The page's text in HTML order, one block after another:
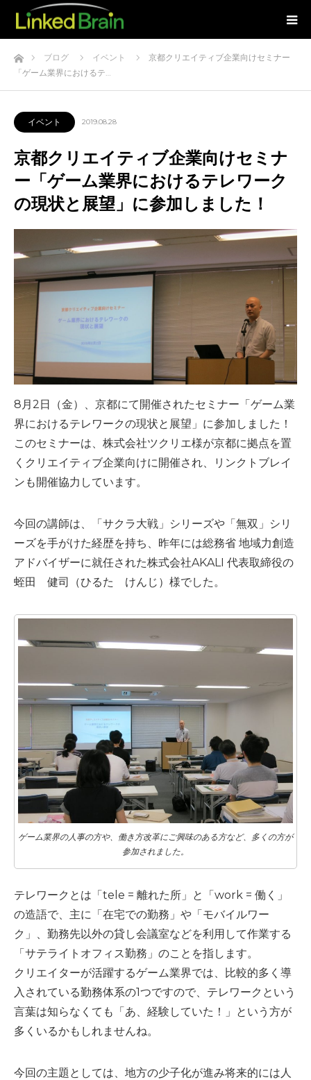
ホームブログ イベント
京都クリエイティブ企業向けセミナー
「ゲーム業界におけるテ…
イベント 2019.08.28
京都クリエイティブ企業向けセミナ
ー「ゲーム業界におけるテレワーク
の現状と展望」に参加しました！
8月2日（金）、京都にて開催されたセミナー「ゲーム業
界におけるテレワークの現状と展望」に参加しました！
このセミナーは、株式会社ツクリエ様が京都に拠点を置
くクリエイティブ企業向けに開催され、リンクトブレイ
ンも開催協力しています。
今回の講師は、「サクラ大戦」シリーズや「無双」シリ
ーズを手がけた経歴を持ち、昨年には総務省 地域力創造
アドバイザーに就任された株式会社AKALI 代表取締役の
蛭田 健司（ひるた けんじ）様でした。
ゲーム業界の人事の方や、働き方改革にご興味のある方など、多くの方が
参加されました。
テレワークとは「tele = 離れた所」と「work = 働く」
の造語で、主に「在宅での勤務」や「モバイルワー
ク」、勤務先以外の貸し会議室などを利用して作業する
「サテライトオフィス勤務」のことを指します。
クリエイターが活躍するゲーム業界では、比較的多く導
入されている勤務体系の1つですので、テレワークという
言葉は知らなくても「あ、経験していた！」という方が
多くいるかもしれませんね。
今回の主題としては、地方の少子化が進み将来的には人